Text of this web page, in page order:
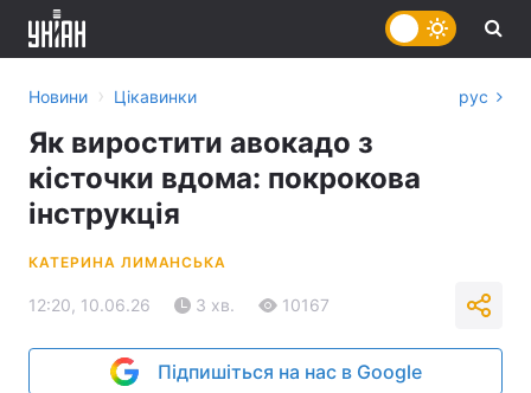
Новини › Цікавинки рус
Як виростити авокадо з
кісточки вдома: покрокова
інструкція
КАТЕРИНА ЛИМАНСЬКА
12:20, 10.06.26 3 хв. 10167
Підпишіться на нас в Google